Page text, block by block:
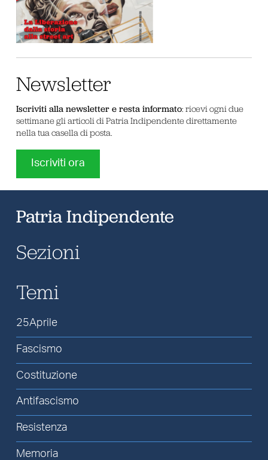
Newsletter
Iscriviti alla newsletter e resta informato: ricevi ogni due
settimane gli articoli di Patria Indipendente direttamente
nella tua casella di posta.
Iscriviti ora
Patria Indipendente
Sezioni
Temi
25Aprile
Fascismo
Costituzione
Antifascismo
Resistenza
Memoria